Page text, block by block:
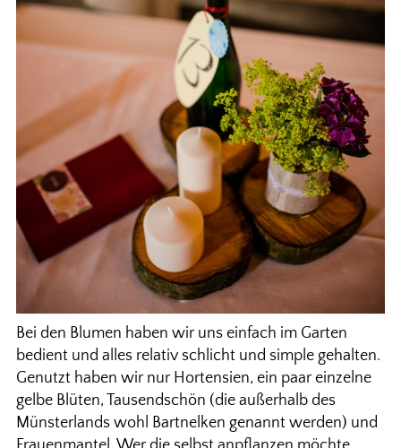
Bei den Blumen haben wir uns einfach im Garten
bedient und alles relativ schlicht und simple gehalten.
Genutzt haben wir nur Hortensien, ein paar einzelne
gelbe Blüten, Tausendschön (die außerhalb des
Münsterlands wohl Bartnelken genannt werden) und